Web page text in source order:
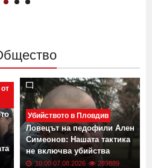
Убийството в Пловдив
Ловецът на педофили Ален
Симеонов: Нашата тактика
не включва убийства
10:00 07.08.2026 289889